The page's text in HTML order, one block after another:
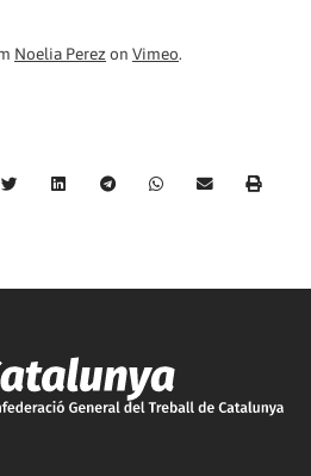
Noelia Perezon Vimeo.